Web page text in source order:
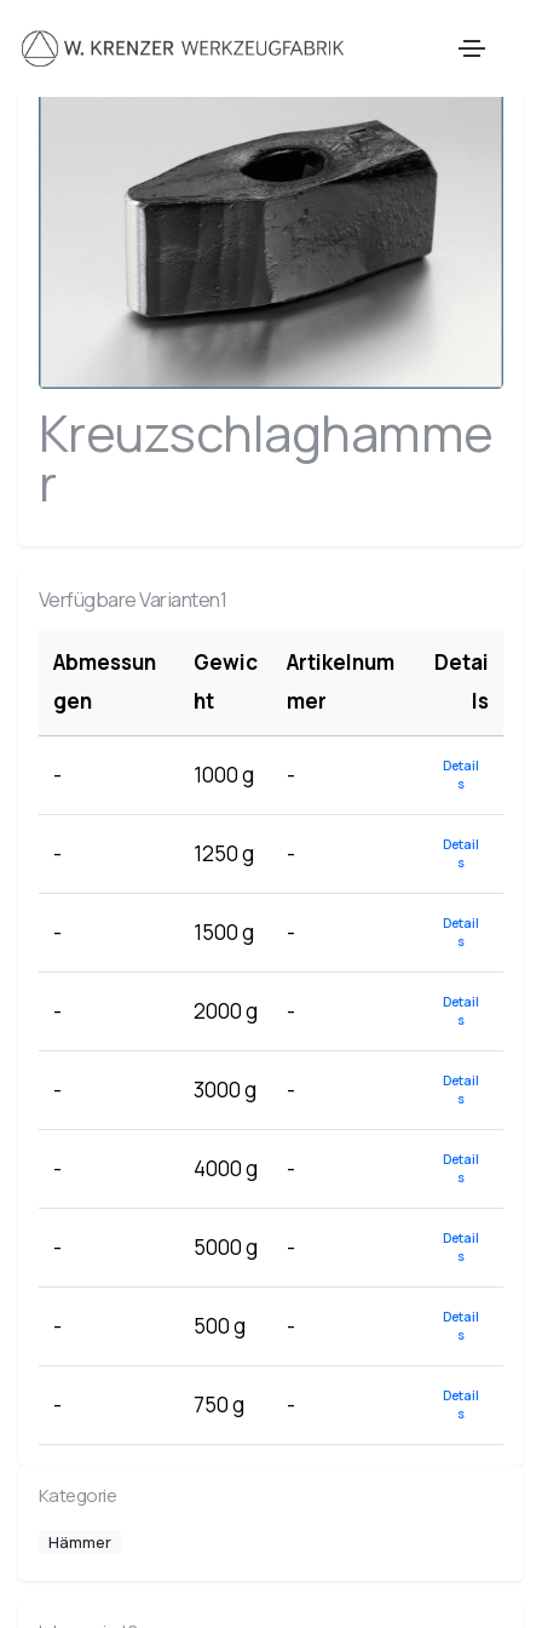
Kreuzschlaghamme
r
Verfügbare Varianten1
Abmessun
gen
Gewic
ht
Artikelnum
mer
Detai
ls
- 1000 g -
Detail
s
- 1250 g -
Detail
s
- 1500 g -
Detail
s
- 2000 g -
Detail
s
- 3000 g -
Detail
s
- 4000 g -
Detail
s
- 5000 g -
Detail
s
- 500 g -
Detail
s
- 750 g -
Detail
s
Kategorie
Hämmer